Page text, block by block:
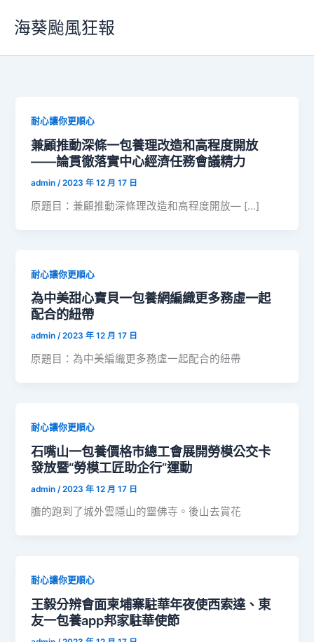
要
海葵颱風狂報
耐心讓你更順心
兼顧推動深條一包養理改造和高程度開放
——論貫徹落實中心經濟任務會議精力
admin/2023 年 12 月 17 日
原題目：兼顧推動深條理改造和高程度開放— […]
耐心讓你更順心
為中美甜心寶貝一包養網編織更多務虛一起
配合的紐帶
admin/2023 年 12 月 17 日
原題目：為中美編織更多務虛一起配合的紐帶
耐心讓你更順心
石嘴山一包養價格市總工會展開勞模公交卡
發放暨“勞模工匠助企行”運動
admin /2023 年 12 月 17 日
膽的跑到了城外雲隱山的靈佛寺。後山去賞花
耐心讓你更順心
王毅分辨會面柬埔寨駐華年夜使西索達、東
友一包養app邦家駐華使節